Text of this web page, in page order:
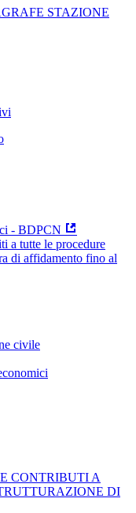
STAZIONE
- BDPCN
a tutte le procedure
di affidamento fino al
civile
CONTRIBUTI A
DI